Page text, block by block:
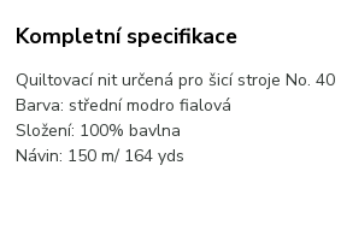
Kompletní specifikace
Quiltovací nit určená pro šicí stroje No. 40
Barva: střední modro fialová
Složení: 100% bavlna
Návin: 150 m/ 164 yds